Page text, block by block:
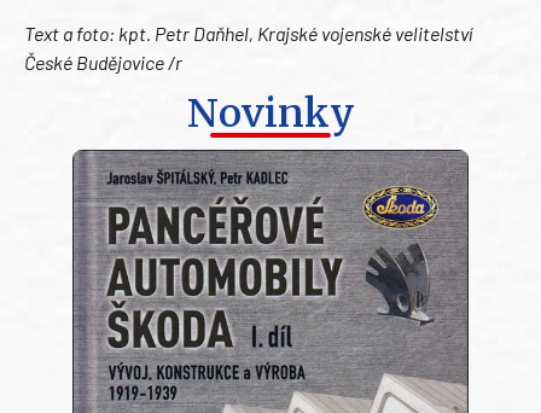
Text a foto: kpt. Petr Daňhel, Krajské vojenské velitelství
České Budějovice /r
Novinky